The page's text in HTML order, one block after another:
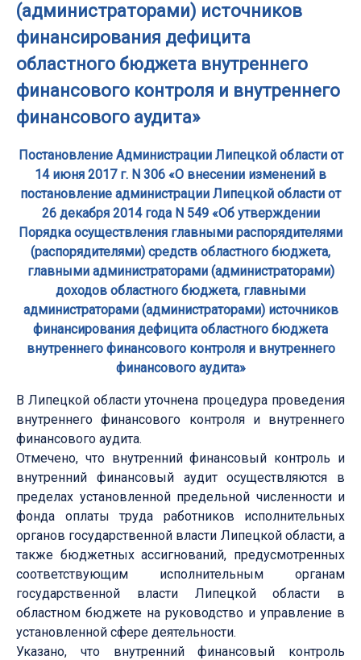
(администраторами) источников
финансирования дефицита
областного бюджета внутреннего
финансового контроля и внутреннего
финансового аудита»
Постановление Администрации Липецкой области от
14 июня 2017 г. N 306 «О внесении изменений в
постановление администрации Липецкой области от
26 декабря 2014 года N 549 «Об утверждении
Порядка осуществления главными распорядителями
(распорядителями) средств областного бюджета,
главными администраторами (администраторами)
доходов областного бюджета, главными
администраторами (администраторами) источников
финансирования дефицита областного бюджета
внутреннего финансового контроля и внутреннего
финансового аудита»
В Липецкой области уточнена процедура проведения
внутреннего финансового контроля и внутреннего
финансового аудита.
Отмечено, что внутренний финансовый контроль и
внутренний финансовый аудит осуществляются в
пределах установленной предельной численности и
фонда оплаты труда работников исполнительных
органов государственной власти Липецкой области, а
также бюджетных ассигнований, предусмотренных
соответствующим исполнительным органам
государственной власти Липецкой области в
областном бюджете на руководство и управление в
установленной сфере деятельности.
Указано, что внутренний финансовый контроль